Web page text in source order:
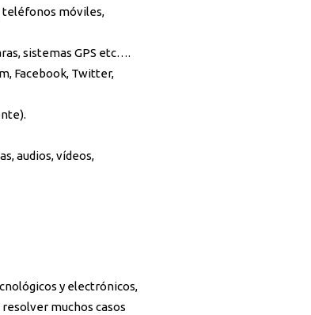
teléfonos móviles,
sistemas GPS etc….
Facebook, Twitter,
audios, vídeos,
y electrónicos,
muchos casos